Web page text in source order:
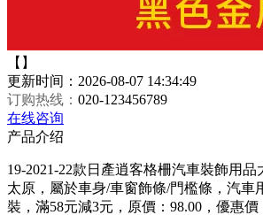
【】
更新时间：2026-08-07 14:34:49
订购热线： 020-123456789
在线咨询
产品介绍
19-2021-22款日產逍客格柵汽車裝飾用
太原，屬於車身/車窗飾條/門檻條，汽車
裝，滿58元減3元，原價：98.00，優惠價